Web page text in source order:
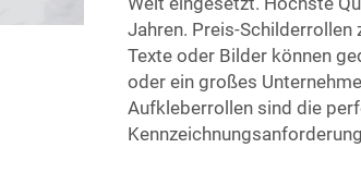
Jahren. Preis-Schilderrollen
Texte oder Bilder können
oder ein großes
Aufkleberrollen sind die